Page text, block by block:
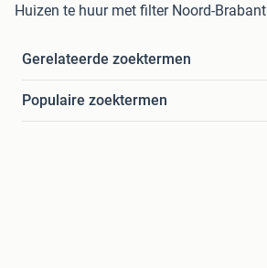
Huizen te huur met filter Noord-Brabant
Gerelateerde zoektermen
Populaire zoektermen